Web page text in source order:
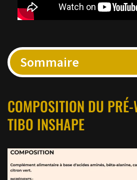
Sommaire
COMPOSITION DU
TIBO INSHAPE